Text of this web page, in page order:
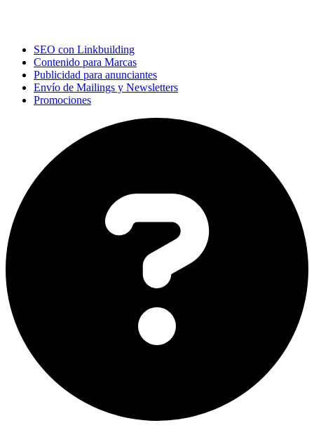
SEO con Linkbuilding
Contenido para Marcas
Publicidad para anunciantes
Envío de Mailings y Newsletters
Promociones